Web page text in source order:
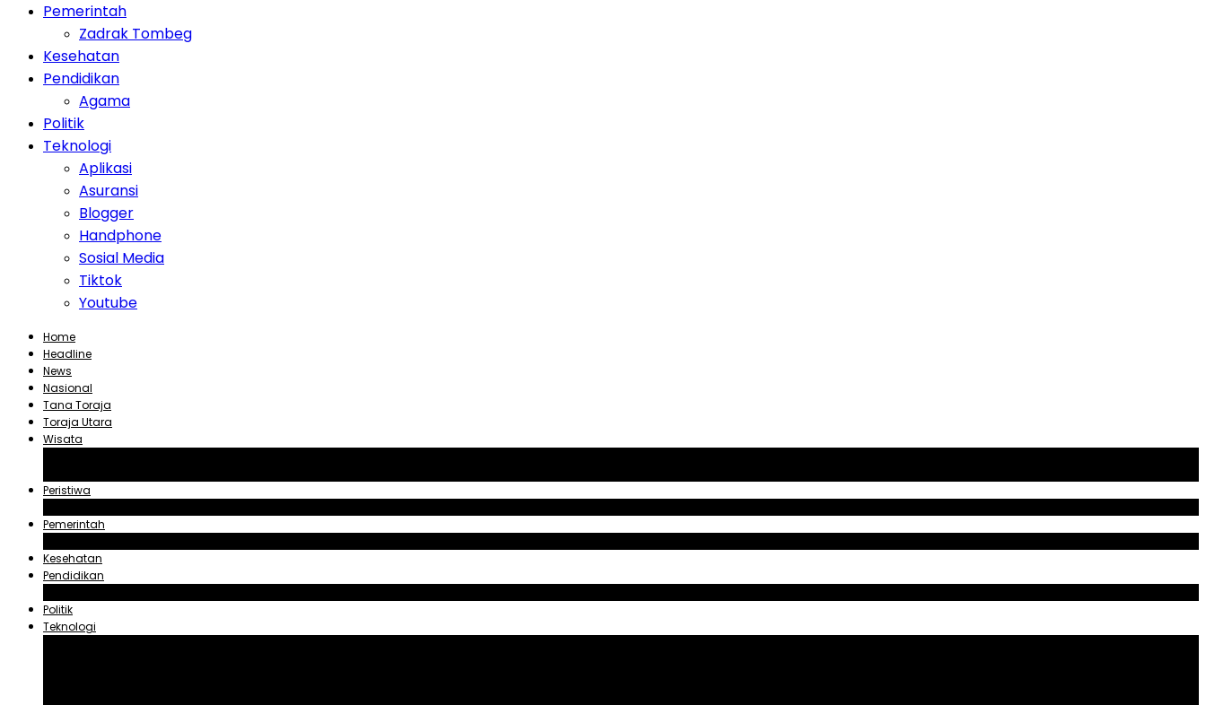
Pemerintah
Zadrak Tombeg
Kesehatan
Pendidikan
Agama
Politik
Teknologi
Aplikasi
Asuransi
Blogger
Handphone
Sosial Media
Tiktok
Youtube
Home
Headline
News
Nasional
Tana Toraja
Toraja Utara
Wisata
Peristiwa
Pemerintah
Kesehatan
Pendidikan
Politik
Teknologi